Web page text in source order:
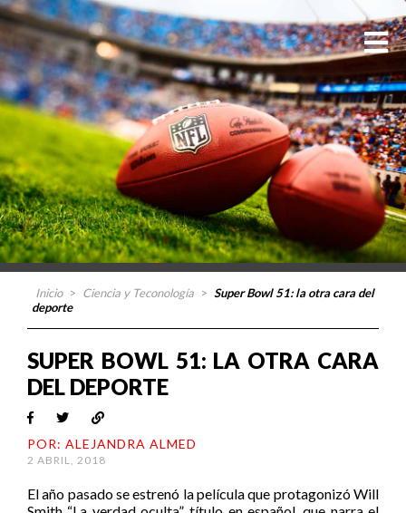
Inicio > Ciencia y Teconología > Super Bowl 51: la otra cara del
deporte
SUPER BOWL 51: LA OTRA CARA
DEL DEPORTE
POR: ALEJANDRA ALMED
2 ABRIL, 2018
El año pasado se estrenó la película que protagonizó Will